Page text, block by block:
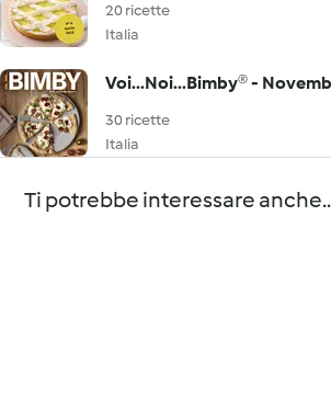
20 ricette
Italia
Voi...Noi...Bimby® -
30 ricette
Italia
Ti potrebbe interessare